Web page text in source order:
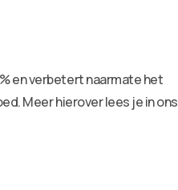
en verbetert naarmate het
Meer hierover lees je in ons